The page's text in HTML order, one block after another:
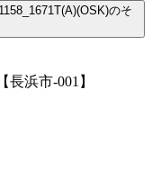
のそ
浜市-001】